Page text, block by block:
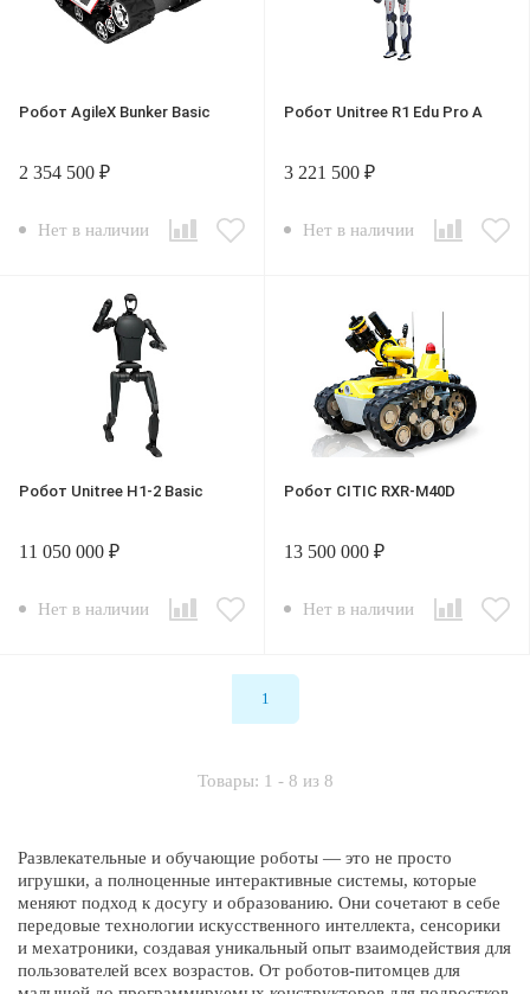
Робот AgileX Bunker Basic
2 354 500 ₽
Нет в наличии
Робот Unitree R1 Edu Pro A
3 221 500 ₽
Нет в наличии
Робот Unitree H1-2 Basic
11 050 000 ₽
Нет в наличии
Робот CITIC RXR-M40D
13 500 000 ₽
Нет в наличии
1
Товары: 1 - 8 из 8
Развлекательные и обучающие роботы — это не просто
игрушки, а полноценные интерактивные системы, которые
меняют подход к досугу и образованию. Они сочетают в себе
передовые технологии искусственного интеллекта, сенсорики
и мехатроники, создавая уникальный опыт взаимодействия для
пользователей всех возрастов. От роботов-питомцев для